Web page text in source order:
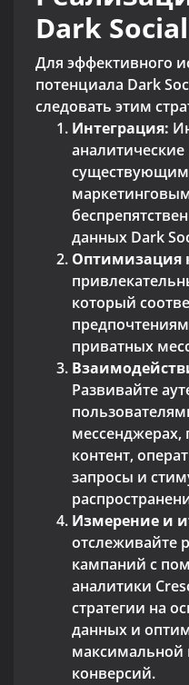
Dark
Для эффективного
потенциала Dark
следовать этим
Интеграция:
данных Dark
Оптимизация
который
приватных
Развивайте
мессенджерах,
контент,
запросы и
Измерение и
отслеживайте
кампаний с
аналитики
стратегии на
данных и
максимальной
конверсий.